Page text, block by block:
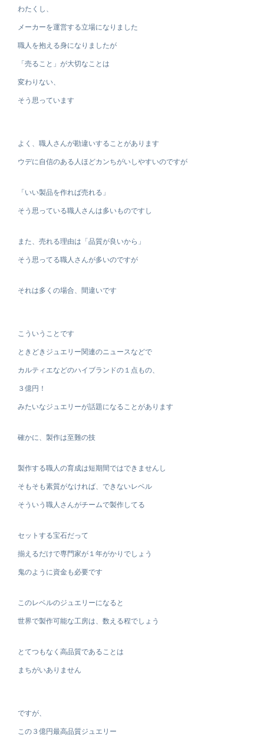
わたくし、
メーカーを運営する立場になりました
職人を抱える身になりましたが
「売ること」が大切なことは
変わりない、
そう思っています
よく、職人さんが勘違いすることがあります
ウデに自信のある人ほどカンちがいしやすいのですが
「いい製品を作れば売れる」
そう思っている職人さんは多いものですし
また、売れる理由は「品質が良いから」
そう思ってる職人さんが多いのですが
それは多くの場合、間違いです
こういうことです
ときどきジュエリー関連のニュースなどで
カルティエなどのハイブランドの１点もの、
３億円！
みたいなジュエリーが話題になることがあります
確かに、製作は至難の技
製作する職人の育成は短期間ではできませんし
そもそも素質がなければ、できないレベル
そういう職人さんがチームで製作してる
セットする宝石だって
揃えるだけで専門家が１年がかりでしょう
鬼のように資金も必要です
このレベルのジュエリーになると
世界で製作可能な工房は、数える程でしょう
とてつもなく高品質であることは
まちがいありません
ですが、
この３億円最高品質ジュエリー